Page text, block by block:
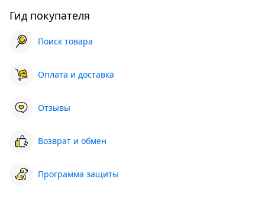
Гид покупателя
Поиск товара
Оплата и доставка
Отзывы
Возврат и обмен
Программа защиты